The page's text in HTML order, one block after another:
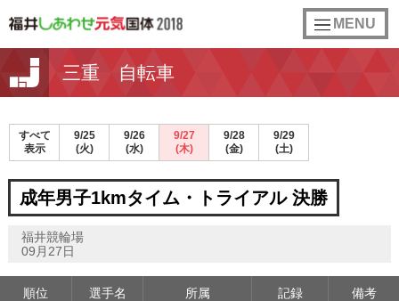
toggle
navigation
MENU
三重 自転車
すべて
表示
9/25
(火)
9/26
(水)
9/27
(木)
9/28
(金)
9/29
(土)
成年男子1kmタイム・トライアル 決勝
福井競輪場
09月27日
順位 選手名 所属 記録 備考